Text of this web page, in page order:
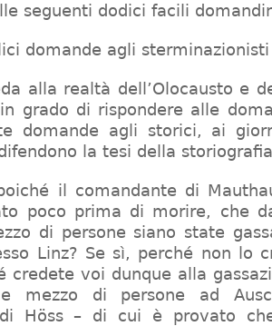
seguenti dodici facili
domande agli sterminazionisti
alla realtà dell’Olocausto e
grado di rispondere alle
domande agli storici, ai
la tesi della
il comandante di
poco prima di morire, che
di persone siano state
Linz? Se sì, perché non lo
credete voi dunque alla
mezzo di persone ad
di Höss – di cui è provato